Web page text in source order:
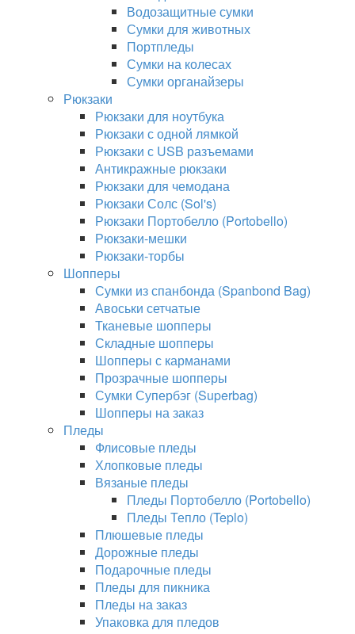
Водозащитные сумки
Сумки для животных
Портпледы
Сумки на колесах
Сумки органайзеры
Рюкзаки
Рюкзаки для ноутбука
Рюкзаки с одной лямкой
Рюкзаки с USB разъемами
Антикражные рюкзаки
Рюкзаки для чемодана
Рюкзаки Солс (Sol's)
Рюкзаки Портобелло (Portobello)
Рюкзаки-мешки
Рюкзаки-торбы
Шопперы
Сумки из спанбонда (Spanbond Bag)
Авоськи сетчатые
Тканевые шопперы
Складные шопперы
Шопперы с карманами
Прозрачные шопперы
Сумки Супербэг (Superbag)
Шопперы на заказ
Пледы
Флисовые пледы
Хлопковые пледы
Вязаные пледы
Пледы Портобелло (Portobello)
Пледы Тепло (Teplo)
Плюшевые пледы
Дорожные пледы
Подарочные пледы
Пледы для пикника
Пледы на заказ
Упаковка для пледов